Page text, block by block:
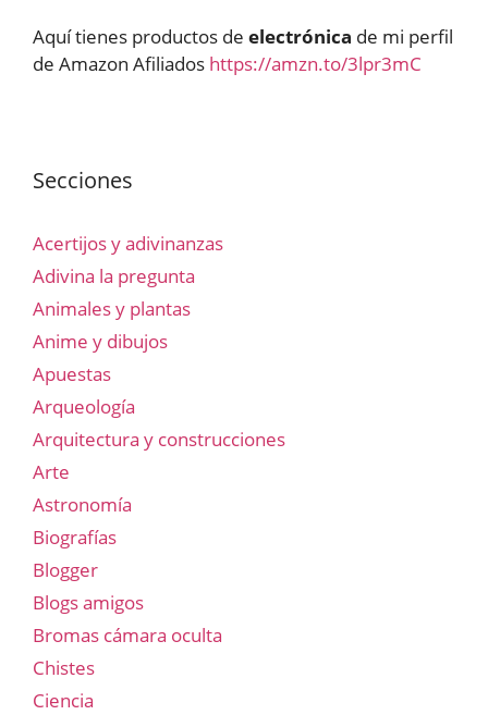
Aquí tienes productos de electrónica de mi perfil
de Amazon Afiliados https://amzn.to/3lpr3mC
Secciones
Acertijos y adivinanzas
Adivina la pregunta
Animales y plantas
Anime y dibujos
Apuestas
Arqueología
Arquitectura y construcciones
Arte
Astronomía
Biografías
Blogger
Blogs amigos
Bromas cámara oculta
Chistes
Ciencia